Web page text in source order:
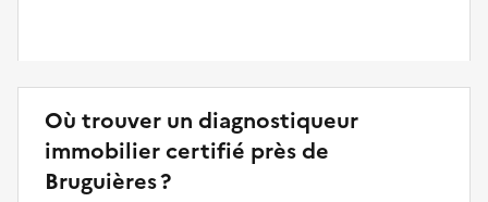
Où trouver un diagnostiqueur
immobilier certifié près de
Bruguières ?